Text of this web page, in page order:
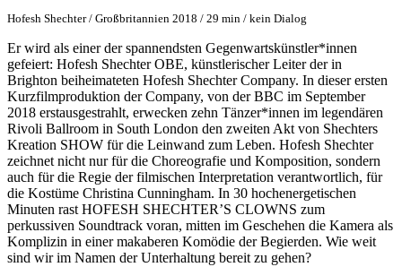
Hofesh Shechter / Großbritannien 2018 / 29 min / kein Dialog
Er wird als einer der spannendsten Gegenwartskünstler*innen
gefeiert: Hofesh Shechter OBE, künstlerischer Leiter der in
Brighton beiheimateten Hofesh Shechter Company. In dieser ersten
Kurzfilmproduktion der Company, von der BBC im September
2018 erstausgestrahlt, erwecken zehn Tänzer*innen im legendären
Rivoli Ballroom in South London den zweiten Akt von Shechters
Kreation SHOW für die Leinwand zum Leben. Hofesh Shechter
zeichnet nicht nur für die Choreografie und Komposition, sondern
auch für die Regie der filmischen Interpretation verantwortlich, für
die Kostüme Christina Cunningham. In 30 hochenergetischen
Minuten rast HOFESH SHECHTER’S CLOWNS zum
perkussiven Soundtrack voran, mitten im Geschehen die Kamera als
Komplizin in einer makaberen Komödie der Begierden. Wie weit
sind wir im Namen der Unterhaltung bereit zu gehen?